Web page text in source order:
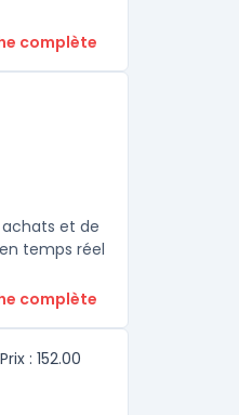
complète
et de
temps réel
complète
Prix : 152.00